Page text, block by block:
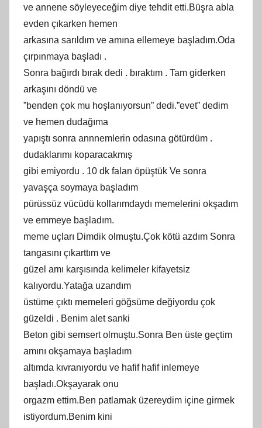
ve annene söyleyeceğim diye tehdit etti.Büşra abla
evden çıkarken hemen
arkasına sarıldım ve amına ellemeye başladım.Oda
çırpınmaya başladı .
Sonra bağırdı bırak dedi . bıraktım . Tam giderken
arkaşını döndü ve
”benden çok mu hoşlanıyorsun” dedi.”evet” dedim
ve hemen dudağıma
yapıştı sonra annnemlerin odasına götürdüm .
dudaklarımı koparacakmış
gibi emiyordu . 10 dk falan öpüştük Ve sonra
yavaşça soymaya başladım
pürüssüz vücüdü kollarımdaydı memelerini okşadım
ve emmeye başladım.
meme uçları Dimdik olmuştu.Çok kötü azdım Sonra
tangasını çıkarttım ve
güzel amı karşısında kelimeler kifayetsiz
kalıyordu.Yatağa uzandım
üstüme çıktı memeleri göğsüme değiyordu çok
güzeldi . Benim alet sanki
Beton gibi semsert olmuştu.Sonra Ben üste geçtim
amını okşamaya başladım
altımda kıvranıyordu ve hafif hafif inlemeye
başladı.Okşayarak onu
orgazm ettim.Ben patlamak üzereydim içine girmek
istiyordum.Benim kini